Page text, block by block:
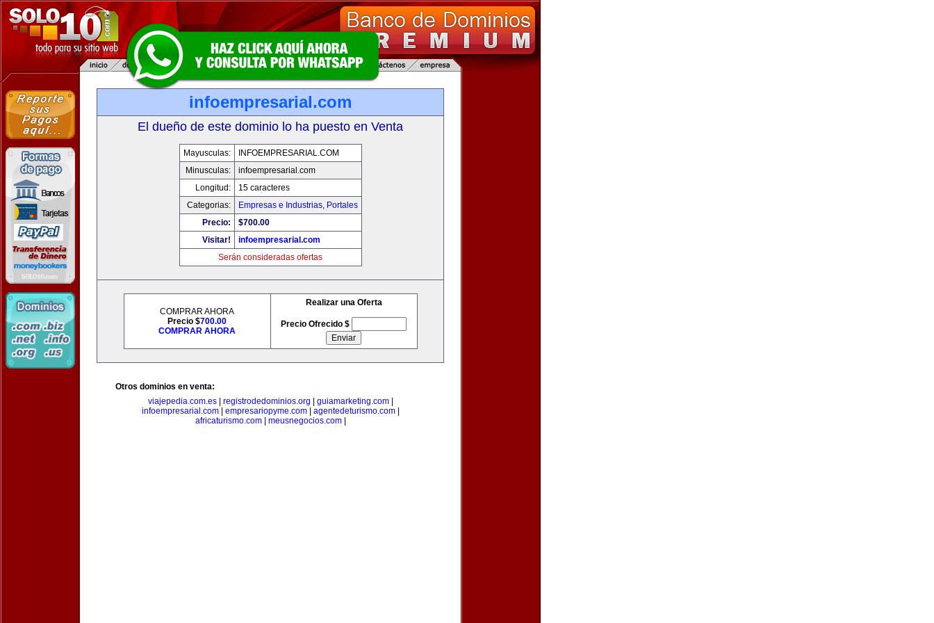
infoempresarial.com
El dueño de este dominio lo ha puesto en Venta
Mayusculas:
INFOEMPRESARIAL.COM
Minusculas:
infoempresarial.com
Longitud:
15 caracteres
Categorias:
Empresas e Industrias, Portales
Precio:
$700.00
Visitar!
infoempresarial.com
Serán consideradas ofertas
COMPRAR AHORA
Precio $700.00
COMPRAR AHORA
Realizar una Oferta
Precio Ofrecido $
Otros dominios en venta:
viajepedia.com.es| registrodedominios.org guiamarketing.com|
infoempresarial.com| empresariopyme.com| agentedeturismo.com|
africaturismo.com| meusnegocios.com|